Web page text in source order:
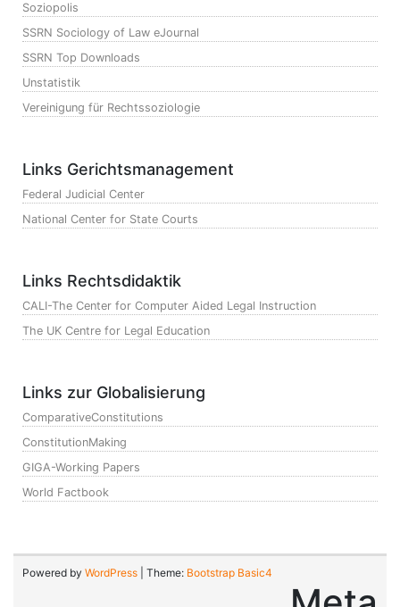
Soziopolis
SSRN Sociology of Law eJournal
SSRN Top Downloads
Unstatistik
Vereinigung für Rechtssoziologie
Links Gerichtsmanagement
Federal Judicial Center
National Center for State Courts
Links Rechtsdidaktik
CALI-The Center for Computer Aided Legal Instruction
The UK Centre for Legal Education
Links zur Globalisierung
ComparativeConstitutions
ConstitutionMaking
GIGA-Working Papers
World Factbook
Powered by WordPress | Theme: Bootstrap Basic4